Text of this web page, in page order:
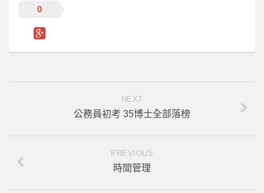
0
NEXT
公務員初考 35博士全部落榜
PREVIOUS
時間管理